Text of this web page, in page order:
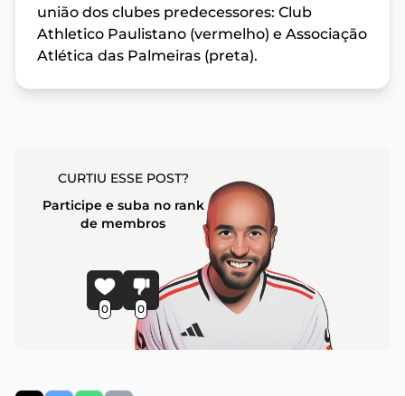
união dos clubes predecessores: Club
Athletico Paulistano (vermelho) e Associação
Atlética das Palmeiras (preta).
CURTIU ESSE POST?
Participe e suba no rank
de membros
0 0